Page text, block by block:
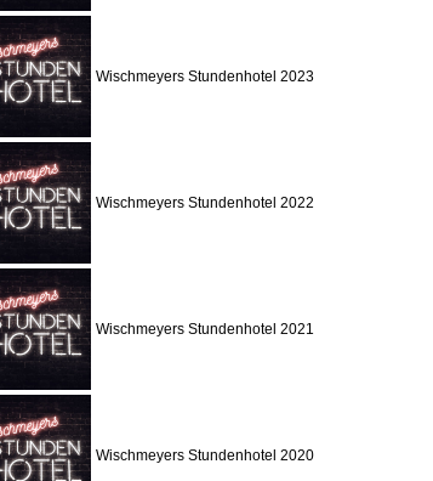
Wischmeyers Stundenhotel 2023
Wischmeyers Stundenhotel 2022
Wischmeyers Stundenhotel 2021
Wischmeyers Stundenhotel 2020